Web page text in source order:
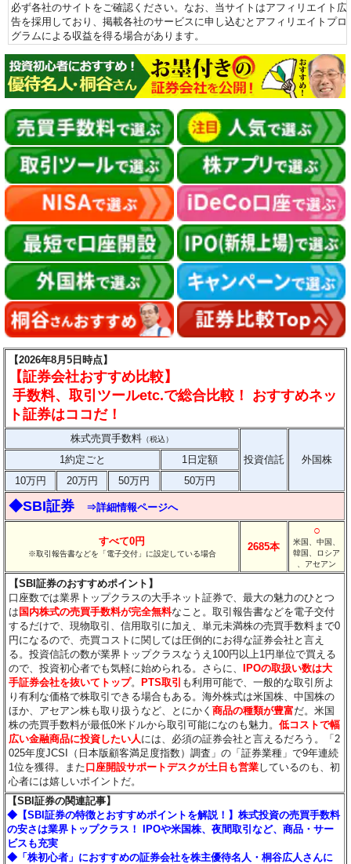
必ず各社のサイトをご確認ください。なお、当サイトはアフィリエイト広
告を採用しており、掲載各社のサービスに申し込むとアフィリエイトプロ
グラムによる収益を得る場合があります。
【2026年8月5日時点】
【証券会社おすすめ比較】
手数料、取引ツールetc.で総合比較！ おすすめネッ
ト証券はココだ！
株式売買手数料 （税込）
投資信託 外国株
1約定ごと
1日定額
10万円
20万円 50万円 50万円
◆SBI証券 ⇒詳細情報ページへ
すべて0円
※取引報告書などを「電子交付」に設定している場合
2685本
○
米国、中国、
韓国、ロシア
、アセアン
【SBI証券のおすすめポイント】
口座数では業界トップクラスの大手ネット証券で、最大の魅力のひとつ
は国内株式の売買手数料が完全無料なこと。取引報告書などを電子交付
するだけで、現物取引、信用取引に加え、単元未満株の売買手数料まで0
円になるので、売買コストに関しては圧倒的にお得な証券会社と言え
る。投資信託の数が業界トップクラスなうえ100円以上1円単位で買える
ので、投資初心者でも気軽に始められる。さらに、IPOの取扱い数は大
手証券会社を抜いてトップ。PTS取引 も利用可能で、一般的な取引所よ
り有利な価格で株取引できる場合もある。海外株式は米国株、中国株の
ほか、アセアン株も取り扱うなど、とにかく商品の種類が豊富だ。米国
株の売買手数料が最低0米ドルから取引可能になのも魅力。低コストで幅
広い金融商品に投資したい人 には、必須の証券会社と言えるだろう。「2
025年度JCSI（日本版顧客満足度指数）調査」の「証券業種」で9年連続
1位を獲得。また口座開設サポートデスクが土日も営業しているのも、初
心者には嬉しいポイントだ。
【SBI証券の関連記事】
◆【SBI証券の特徴とおすすめポイントを解説！】株式投資の売買手数料
の安さは業界トップクラス！ IPOや米国株、夜間取引など、商品・サー
ビスも充実
◆「株初心者」におすすめの証券会社を株主優待名人・桐谷広人さんに